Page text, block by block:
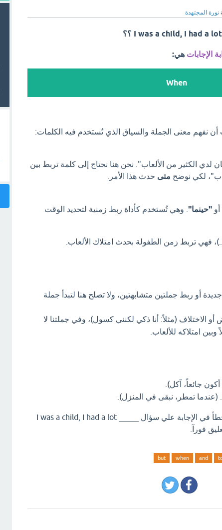
نورة المجتهدة
الإجابات هي:
When
أن نفهم معنى الجملة والسياق الذي تُستخدم فيه الكلمات:
لدي الكثير من الألعاب". نحن هنا نحتاج إلى كلمة تربط بين
لكي نوضح متى حدث هذا الأمر.
أو "حينما" . وهي تُستخدم كأداة ربط زمنية لتحديد الوقت
فهي تربط زمن الطفولة بحدث امتلاك الألعاب.
أو ربط جملتين متشابهتين، ولا تصلح هنا لتبدأ جملة
أو الاختلاف (مثلاً: أنا ذكي لكنني كسول)، وفي جملتنا لا
امتلاكه للألعاب.
اذا كان لديك إجابة افضل او هناك خطأ في الإجابة علي سؤال _____ I was a child, I had a lot
and
when
but